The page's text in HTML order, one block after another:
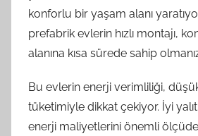
konforlu bir yaşam alanı
prefabrik evlerin hızlı montajı,
alanına kısa sürede sahip
Bu evlerin enerji verimliliği,
tüketimiyle dikkat çekiyor. İyi
enerji maliyetlerini önemli ölçüde